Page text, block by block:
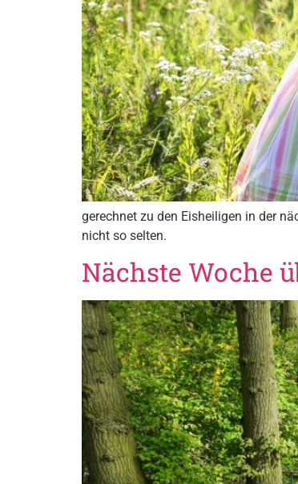
gerechnet zu den Eisheiligen in der
nicht so selten.
Nächste Woche